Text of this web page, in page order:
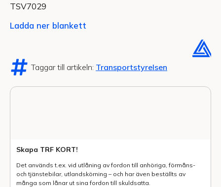
TSV7029
Ladda ner blankett
Taggar till artikeln: Transportstyrelsen
Skapa TRF KORT!
Det används t.ex. vid utlåning av fordon till anhöriga, förmåns-
och tjänstebilar, utlands­körning – och har även beställts av
många som lånar ut sina fordon till skuldsatta.